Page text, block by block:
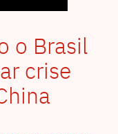
o Brasil
crise